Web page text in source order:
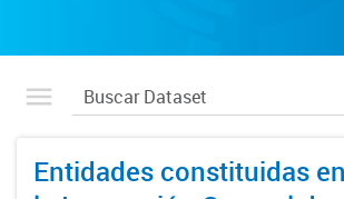
Entidades constituidas en